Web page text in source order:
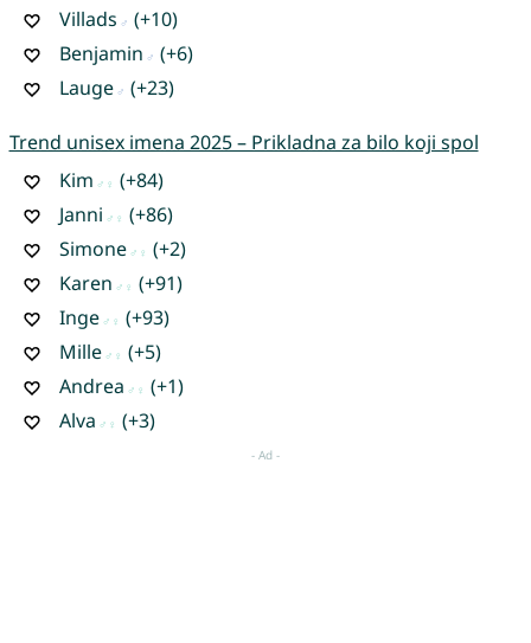
Villads
(+10)
Benjamin
(+6)
Lauge
(+23)
Trend unisex imena 2025 – Prikladna za bilo koji spol
Kim
(+84)
Janni
(+86)
Simone
(+2)
Karen
(+91)
Inge
(+93)
Mille
(+5)
Andrea
(+1)
Alva
(+3)